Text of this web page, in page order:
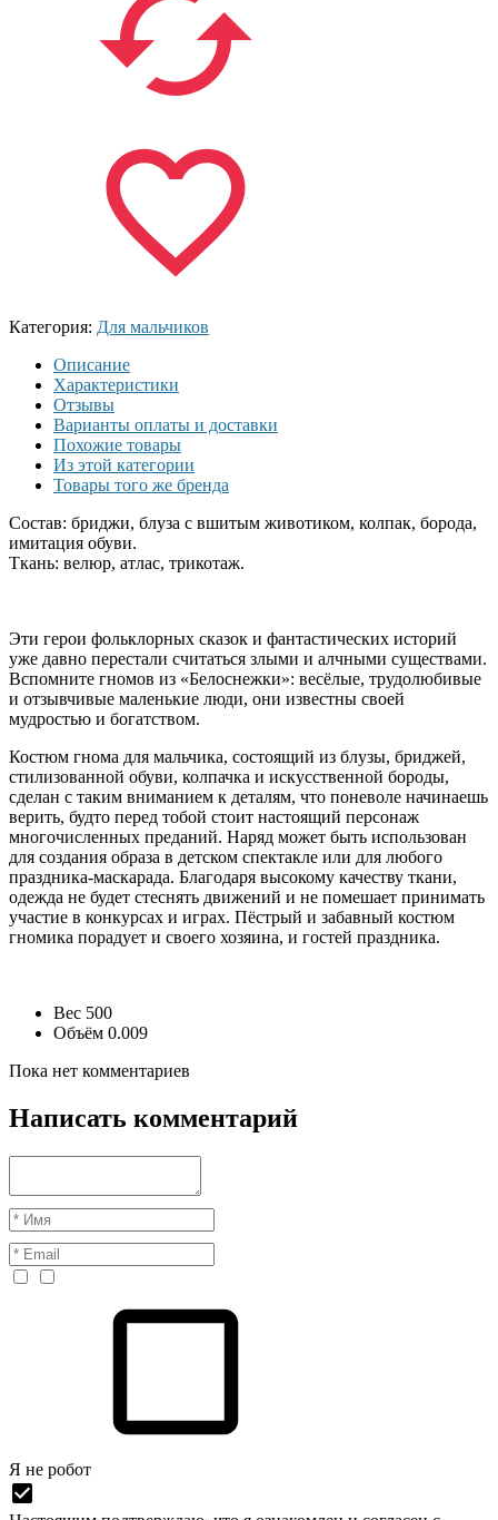
Категория: Для мальчиков
Описание
Характеристики
Отзывы
Варианты оплаты и доставки
Похожие товары
Из этой категории
Товары того же бренда
Состав: бриджи, блуза с вшитым животиком, колпак, борода,
имитация обуви.
Ткань: велюр, атлас, трикотаж.
Эти герои фольклорных сказок и фантастических историй
уже давно перестали считаться злыми и алчными существами.
Вспомните гномов из «Белоснежки»: весёлые, трудолюбивые
и отзывчивые маленькие люди, они известны своей
мудростью и богатством.
Костюм гнома для мальчика, состоящий из блузы, бриджей,
стилизованной обуви, колпачка и искусственной бороды,
сделан с таким вниманием к деталям, что поневоле начинаешь
верить, будто перед тобой стоит настоящий персонаж
многочисленных преданий. Наряд может быть использован
для создания образа в детском спектакле или для любого
праздника-маскарада. Благодаря высокому качеству ткани,
одежда не будет стеснять движений и не помешает принимать
участие в конкурсах и играх. Пёстрый и забавный костюм
гномика порадует и своего хозяина, и гостей праздника.
Вес 500
Объём 0.009
Пока нет комментариев
Написать комментарий
Я нe рoбoт